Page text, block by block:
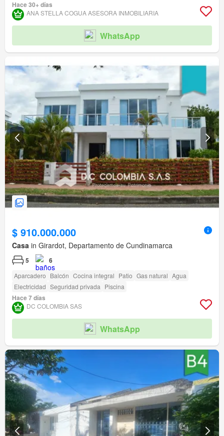
Acceso para personas con discapacidad
Hace 30+ días
ANA STELLA COGUA ASESORA INMOBILIARIA
WhatsApp
$ 910.000.000
Casa in Girardot, Departamento de Cundinamarca
5 6
Aparcadero Balcón Cocina integral Patio Gas natural Agua
Electricidad Seguridad privada Piscina
Hace 7 días
DC COLOMBIA SAS
WhatsApp